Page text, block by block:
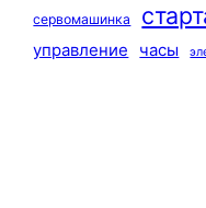
сервомашинка
управление часы